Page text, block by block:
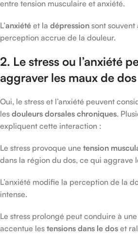
entre tension musculaire et anxiété.
L’anxiété et la dépression sont souvent
perception accrue de la douleur.
2. Le stress ou l’anxiété
aggraver les maux de
Oui, le stress et l’anxiété peuvent
les douleurs dorsales chroniques.
expliquent cette interaction :
Le stress provoque une tension
dans la région du dos, ce qui aggrave
L’anxiété modifie la perception de la
intense.
Le stress prolongé peut conduire à une
accentue les tensions dans le dos et